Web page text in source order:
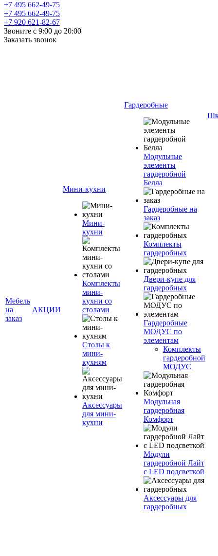
+7 495 662-49-75
+7 495 662-49-75
+7 920 621-82-67
Звоните с 9:00 до 20:00
Заказать звонок
Мебель
на
заказ
АКЦИИ
Мини-кухни
Мини-
кухни
Комплекты
мини-
кухни со
столами
Столы к
мини-
кухням
Аксессуары
для мини-
кухни
Гардеробные
Модульные
элементы
гардеробной
Белла
Гардеробные на
заказ
Комплекты
гардеробных
Двери-купе для
гардеробных
Гардеробные
МОДУС по
элементам
Комплекты
гардеробной
МОДУС
Модульная
гардеробная
Комфорт
Модули
гардеробной Лайт
с LED подсветкой
Аксессуары для
гардеробных